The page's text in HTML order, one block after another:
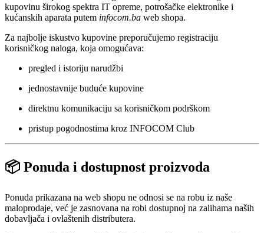
kupovinu širokog spektra IT opreme, potrošačke elektronike i
kućanskih aparata putem infocom.ba web shopa.
Za najbolje iskustvo kupovine preporučujemo registraciju
korisničkog naloga, koja omogućava:
pregled i istoriju narudžbi
jednostavnije buduće kupovine
direktnu komunikaciju sa korisničkom podrškom
pristup pogodnostima kroz INFOCOM Club
📦 Ponuda i dostupnost proizvoda
Ponuda prikazana na web shopu ne odnosi se na robu iz naše
maloprodaje, već je zasnovana na robi dostupnoj na zalihama naših
dobavljača i ovlaštenih distributera.